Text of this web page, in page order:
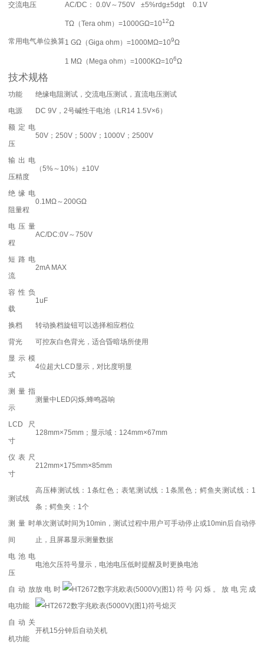
交流电压 AC/DC： 0.0V～750V ±5%rdg±5dgt 0.1V
常用电气单位换算
TΩ（Tera ohm）=1000GΩ=1012Ω
1 GΩ（Giga ohm）=1000MΩ=109Ω
1 MΩ（Mega ohm）=1000KΩ=106Ω
技术规格
功能
绝缘电阻测试，交流电压测试，直流电压测试
电源
DC 9V，2号碱性干电池（LR14 1.5V×6）
额定电
压
50V；250V；500V；1000V；2500V
输出电
压精度
（5%～10%）±10V
绝缘电
阻量程
0.1MΩ～200GΩ
电压量
程
AC/DC:0V～750V
短路电
流
2mA MAX
容性负
载
1uF
换档
转动换档旋钮可以选择相应档位
背光
可控灰白色背光，适合昏暗场所使用
显示模
式
4位超大LCD显示，对比度明显
测量指
示
测量中LED闪烁,蜂鸣器响
LCD尺
寸
128mm×75mm；显示域：124mm×67mm
仪表尺
寸
212mm×175mm×85mm
测试线
高压棒测试线：1条红色；表笔测试线：1条黑色；鳄鱼夹测试线：1
条；鳄鱼夹：1个
测量时
间
单次测试时间为10min，测试过程中用户可手动停止或10min后自动停
止，且屏幕显示测量数据
电池电
压
电池欠压符号显示，电池电压低时提醒及时更换电池
自动放
电功能
放电时
符号闪烁。放电完成
符号熄灭
自动关
机功能
开机15分钟后自动关机